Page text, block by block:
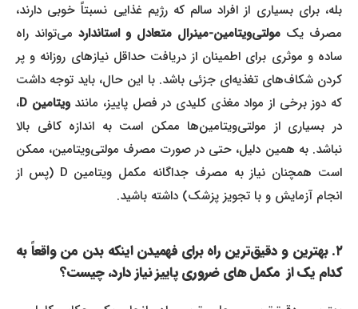
بله، برای بسیاری از افراد سالم که رژیم غذایی نسبتاً خوبی دارند،
مصرف یکمولتی‌ویتامین-مینرال متعادل و استانداردمی‌تواند راه
ساده و موثری برای اطمینان از دریافت حداقل نیازهای روزانه و پر
کردن شکاف‌های تغذیه‌ای جزئی باشد. با این حال، باید توجه داشت
که دوز برخی از مواد مغذی کلیدی در فصل پاییز، مانندویتامین D ،
در بسیاری از مولتی‌ویتامین‌ها ممکن است به اندازه کافی بالا
نباشد. به همین دلیل، حتی در صورت مصرف مولتی‌ویتامین، ممکن
است همچنان نیاز به مصرف جداگانه مکمل ویتامین D (پس از
انجام آزمایش و با تجویز پزشک) داشته باشید.
۲. بهترین و دقیق‌ترین راه برای فهمیدن اینکه بدن من واقعاً به
کدام یک از مکمل های ضروری پاییز نیاز دارد، چیست؟